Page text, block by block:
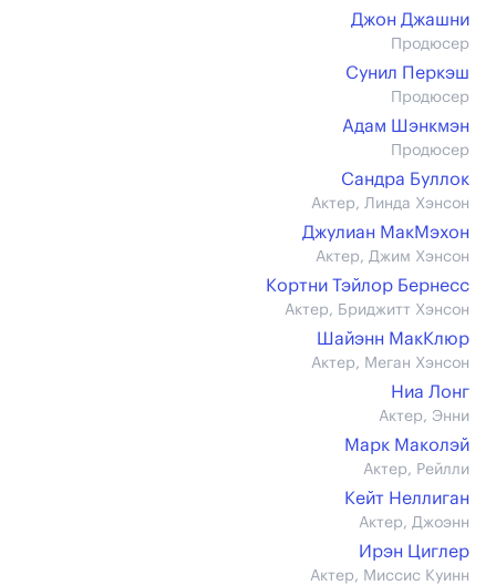
Джон Джашни
Продюсер
Сунил Перкэш
Продюсер
Адам Шэнкмэн
Продюсер
Сандра Буллок
Актер, Линда Хэнсон
Джулиан МакМэхон
Актер, Джим Хэнсон
Кортни Тэйлор Бернесс
Актер, Бриджитт Хэнсон
Шайэнн МакКлюр
Актер, Меган Хэнсон
Ниа Лонг
Актер, Энни
Марк Маколэй
Актер, Рейлли
Кейт Неллиган
Актер, Джоэнн
Ирэн Циглер
Актер, Миссис Куинн